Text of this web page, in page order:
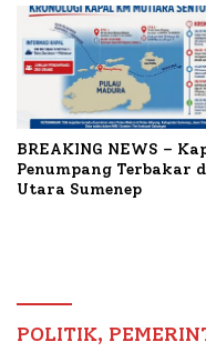
BREAKING NEWS –
Penumpang Terbakar
Utara Sumenep
POLITIK,